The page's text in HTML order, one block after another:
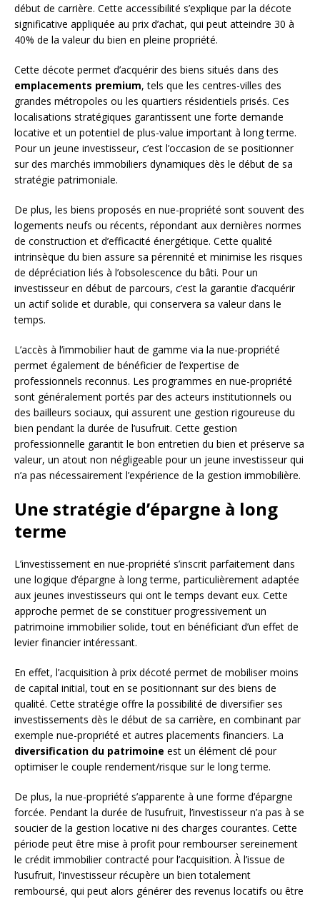
début de carrière. Cette accessibilité s’explique par la décote
significative appliquée au prix d’achat, qui peut atteindre 30 à
40% de la valeur du bien en pleine propriété.
Cette décote permet d’acquérir des biens situés dans des
emplacements premium, tels que les centres-villes des
grandes métropoles ou les quartiers résidentiels prisés. Ces
localisations stratégiques garantissent une forte demande
locative et un potentiel de plus-value important à long terme.
Pour un jeune investisseur, c’est l’occasion de se positionner
sur des marchés immobiliers dynamiques dès le début de sa
stratégie patrimoniale.
De plus, les biens proposés en nue-propriété sont souvent des
logements neufs ou récents, répondant aux dernières normes
de construction et d’efficacité énergétique. Cette qualité
intrinsèque du bien assure sa pérennité et minimise les risques
de dépréciation liés à l’obsolescence du bâti. Pour un
investisseur en début de parcours, c’est la garantie d’acquérir
un actif solide et durable, qui conservera sa valeur dans le
temps.
L’accès à l’immobilier haut de gamme via la nue-propriété
permet également de bénéficier de l’expertise de
professionnels reconnus. Les programmes en nue-propriété
sont généralement portés par des acteurs institutionnels ou
des bailleurs sociaux, qui assurent une gestion rigoureuse du
bien pendant la durée de l’usufruit. Cette gestion
professionnelle garantit le bon entretien du bien et préserve sa
valeur, un atout non négligeable pour un jeune investisseur qui
n’a pas nécessairement l’expérience de la gestion immobilière.
Une stratégie d’épargne à long
terme
L’investissement en nue-propriété s’inscrit parfaitement dans
une logique d’épargne à long terme, particulièrement adaptée
aux jeunes investisseurs qui ont le temps devant eux. Cette
approche permet de se constituer progressivement un
patrimoine immobilier solide, tout en bénéficiant d’un effet de
levier financier intéressant.
En effet, l’acquisition à prix décoté permet de mobiliser moins
de capital initial, tout en se positionnant sur des biens de
qualité. Cette stratégie offre la possibilité de diversifier ses
investissements dès le début de sa carrière, en combinant par
exemple nue-propriété et autres placements financiers. La
diversification du patrimoine est un élément clé pour
optimiser le couple rendement/risque sur le long terme.
De plus, la nue-propriété s’apparente à une forme d’épargne
forcée. Pendant la durée de l’usufruit, l’investisseur n’a pas à se
soucier de la gestion locative ni des charges courantes. Cette
période peut être mise à profit pour rembourser sereinement
le crédit immobilier contracté pour l’acquisition. À l’issue de
l’usufruit, l’investisseur récupère un bien totalement
remboursé, qui peut alors générer des revenus locatifs ou être